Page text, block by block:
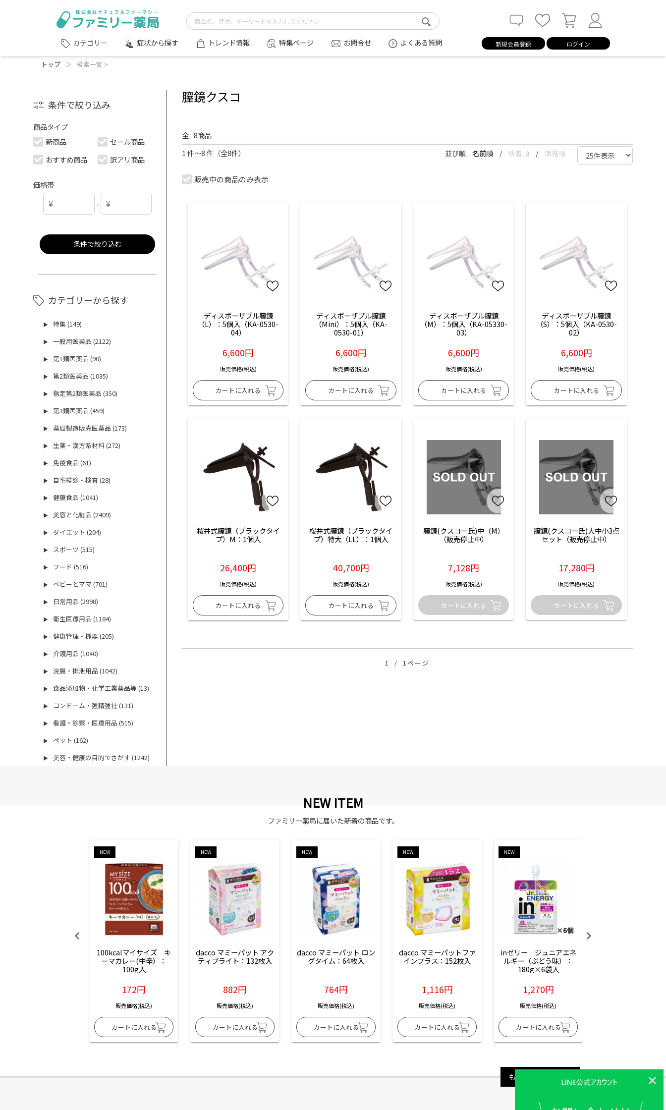
カテゴリー 症状から探す トレンド情報 特集ページ お問合せ よくある質問 新規会員登録 ログイン
トップ ＞ 検索一覧 >
条件で絞り込み
商品タイプ
新商品
セール商品
おすすめ商品
訳アリ商品
価格帯
-
条件で絞り込む
カテゴリーから探す
▶ 特集 (149)
▶ 一般用医薬品 (2122)
▶ 第1類医薬品 (90)
▶ 第2類医薬品 (1035)
▶ 指定第2類医薬品 (350)
▶ 第3類医薬品 (459)
▶ 薬局製造販売医薬品 (173)
▶ 生薬・漢方系材料 (272)
▶ 免疫食品 (61)
▶ 自宅検診・検査 (28)
▶ 健康食品 (1041)
▶ 美容と化粧品 (2409)
▶ ダイエット (204)
▶ スポーツ (515)
▶ フード (516)
▶ ベビーとママ (701)
▶ 日常用品 (2998)
▶ 衛生医療用品 (1184)
▶ 健康管理・機器 (205)
▶ 介護用品 (1040)
▶ 浣腸・排泄用品 (1042)
▶ 食品添加物・化学工業薬品等 (13)
▶ コンドーム・強精強壮 (131)
▶ 看護・診察・医療用品 (515)
▶ ペット (162)
▶ 美容・健康の目的でさがす (1242)
膣鏡クスコ
全 8商品
1 件～8 件（全8件）
並び順 名前順 / 新着順 / 価格順
販売中の商品のみ表示
ディスポーザブル膣鏡
（L）：5個入（KA-0530-
04）
6,600円
販売価格(税込)
ディスポーザブル膣鏡
（Mini）：5個入（KA-
0530-01）
6,600円
販売価格(税込)
ディスポーザブル膣鏡
（M）：5個入（KA-05330-
03）
6,600円
販売価格(税込)
ディスポーザブル膣鏡
（S）：5個入（KA-0530-
02）
6,600円
販売価格(税込)
桜井式膣鏡（ブラックタイ
プ）M：1個入
26,400円
販売価格(税込)
桜井式膣鏡（ブラックタイ
プ）特大（LL）：1個入
40,700円
販売価格(税込)
膣鏡(クスコー氏)中（M）
（販売停止中）
7,128円
販売価格(税込)
膣鏡(クスコー氏)大中小3点
セット（販売停止中）
17,280円
販売価格(税込)
1 / 1ページ
NEW ITEM
ファミリー薬局に届いた新着の商品です。
NEW
100kcalマイサイズ　キ
ーマカレー(中辛）：
100g入
172円
販売価格(税込)
NEW
dacco マミーパット アク
ティブライト：132枚入
882円
販売価格(税込)
NEW
dacco マミーパット ロン
グタイム：64枚入
764円
販売価格(税込)
NEW
dacco マミーパットファ
インプラス：152枚入
1,116円
販売価格(税込)
NEW
inゼリー　ジュニアエネ
ルギー（ぶどう味）：
180g×6袋入
1,270円
販売価格(税込)
もっと見る